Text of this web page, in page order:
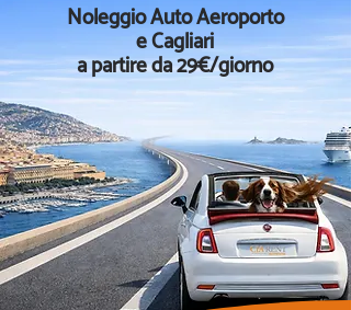
Noleggio Auto Aeroporto
e Cagliari
a partire da 29€/giorno​